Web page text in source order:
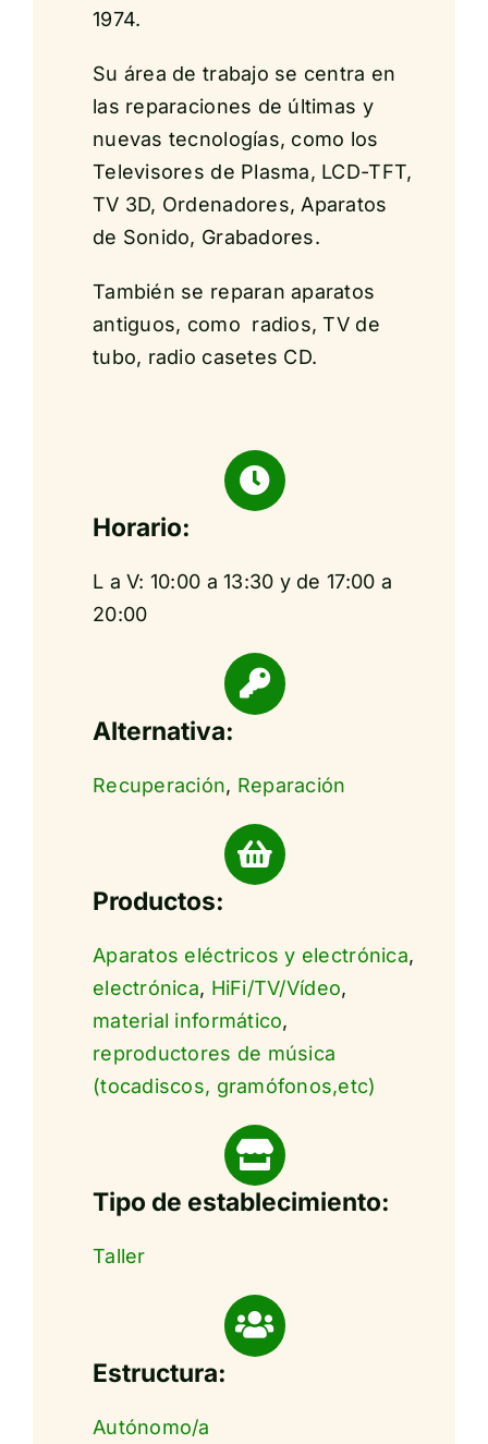
1974.
Su área de trabajo se centra en
las reparaciones de últimas y
nuevas tecnologías, como los
Televisores de Plasma, LCD-TFT,
TV 3D, Ordenadores, Aparatos
de Sonido, Grabadores.
También se reparan aparatos
antiguos, como radios, TV de
tubo, radio casetes CD.
Horario:
L a V: 10:00 a 13:30 y de 17:00 a
20:00
Alternativa:
Recuperación, Reparación
Productos:
Aparatos eléctricos y electrónica,
electrónica, HiFi/TV/Vídeo,
material informático,
reproductores de música
(tocadiscos, gramófonos,etc)
Tipo de establecimiento:
Taller
Estructura:
Autónomo/a